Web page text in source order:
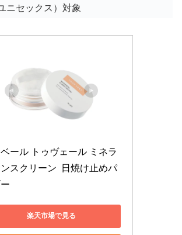
ニセックス）対象
ベール トゥヴェール ミネラ
スクリーン  日焼け止めパ
楽天市場で見る